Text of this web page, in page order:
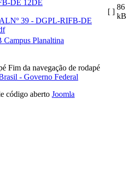
39 - DGPL-RIFB-DE
[ ]
86
kB
Campus Planaltina
Fim da navegação de rodapé
código aberto Joomla